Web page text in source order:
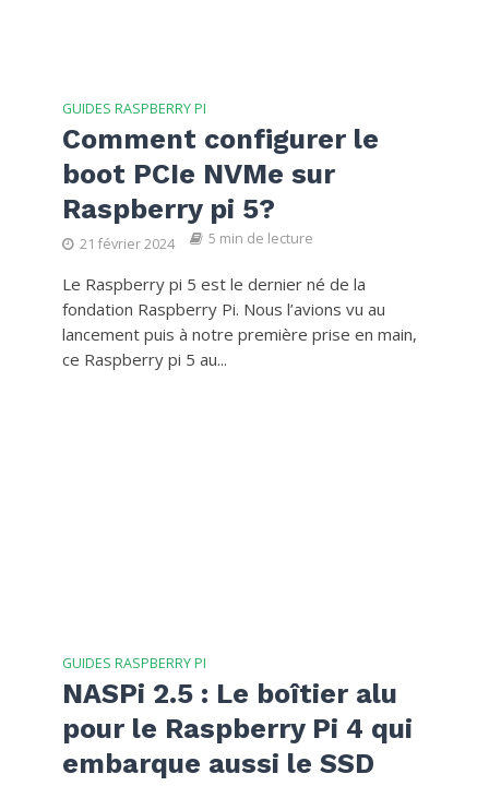
GUIDES RASPBERRY PI
Comment configurer le
boot PCIe NVMe sur
Raspberry pi 5?
21 février 2024 5 min de lecture
Le Raspberry pi 5 est le dernier né de la
fondation Raspberry Pi. Nous l’avions vu au
lancement puis à notre première prise en main,
ce Raspberry pi 5 au...
GUIDES RASPBERRY PI
NASPi 2.5 : Le boîtier alu
pour le Raspberry Pi 4 qui
embarque aussi le SSD